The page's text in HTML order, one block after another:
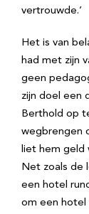
vertrouwde.’
Het is van
had met zijn
geen
zijn doel een
Berthold op
wegbrengen
liet hem
Net zoals de
een hotel
om een hotel